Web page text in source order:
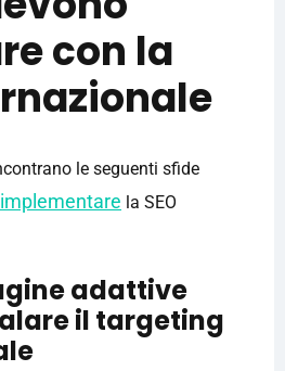
con la
le seguenti sfide
la SEO
adattive
il targeting